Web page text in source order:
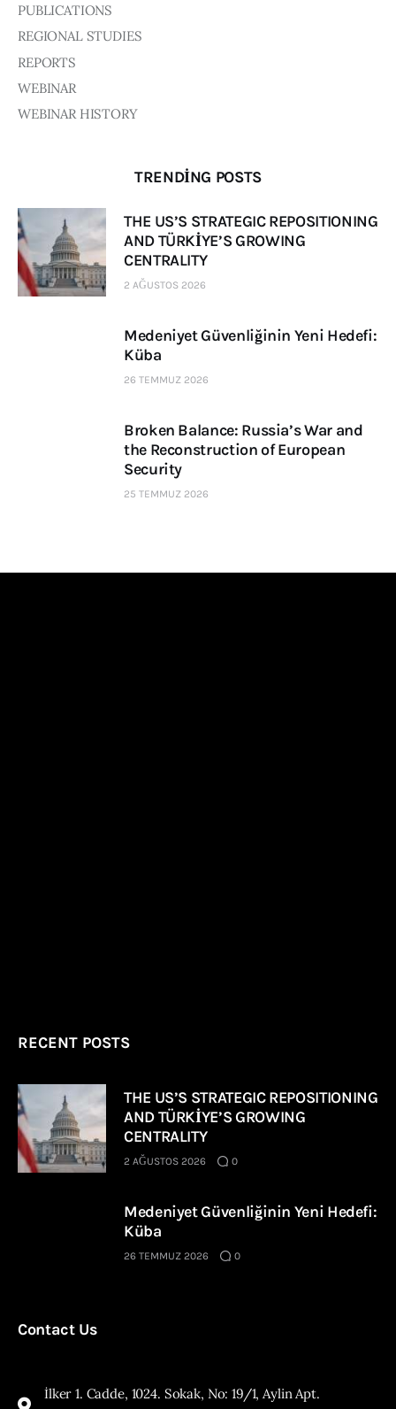
PUBLICATIONS
REGIONAL STUDIES
REPORTS
WEBINAR
WEBINAR HISTORY
TRENDING POSTS
THE US’S STRATEGIC REPOSITIONING
AND TÜRKİYE’S GROWING
CENTRALITY
2 AĞUSTOS 2026
Medeniyet Güvenliğinin Yeni Hedefi:
Küba
26 TEMMUZ 2026
Broken Balance: Russia’s War and
the Reconstruction of European
Security
25 TEMMUZ 2026
RECENT POSTS
THE US’S STRATEGIC REPOSITIONING
AND TÜRKİYE’S GROWING
CENTRALITY
2 AĞUSTOS 2026 0
Medeniyet Güvenliğinin Yeni Hedefi:
Küba
26 TEMMUZ 2026 0
Contact Us
İlker 1. Cadde, 1024. Sokak, No: 19/1, Aylin Apt.